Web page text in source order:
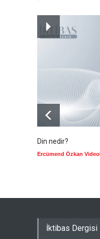
Din nedir?
Ercümend Özkan
İktibas Dergisi